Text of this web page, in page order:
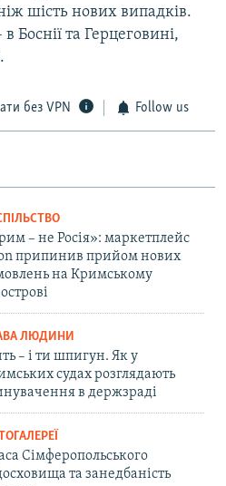
шість нових випадків.
та Герцеговині,
без VPN Follow us
– не Росія»: маркетплейс
припинив прийом нових
на Кримському
ЛЮДИНИ
– і ти шпигун. Як у
судах розглядають
в держзраді
Сімферопольського
та занедбаність